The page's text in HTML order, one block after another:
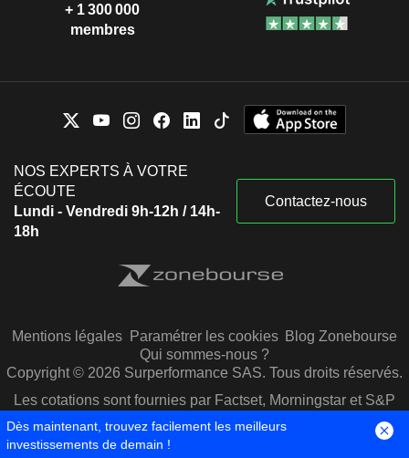
+ 1 300 000
membres
NOS EXPERTS À VOTRE
ÉCOUTE
Lundi - Vendredi 9h-12h / 14h-
18h
Contactez-nous
Mentions légales Paramétrer les cookies Blog Zonebourse
Qui sommes-nous ?
Copyright © 2026 Surperformance SAS. Tous droits réservés.
Les cotations sont fournies par Factset, Morningstar et S&P
Capital IQ
Dès maintenant, trouvez facilement les meilleurs
investissements de demain !